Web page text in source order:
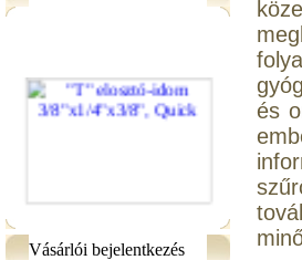
3/8"x1/4"x3/8", Quick
Vásárlói bejelentkezés
és